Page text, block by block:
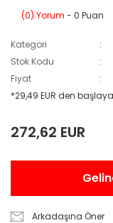
(0) Yorum - 0 Puan
Kategori
Stok Kodu
Fiyat
*29,49 EUR den
272,62 EUR
Arkadaşına Öner